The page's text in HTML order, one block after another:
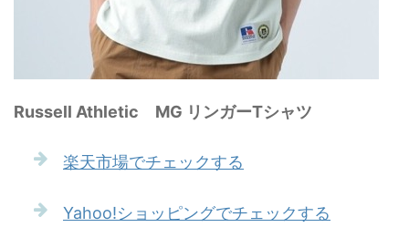
Russell Athletic MG リンガーTシャツ
楽天市場でチェックする
Yahoo!ショッピングでチェックする